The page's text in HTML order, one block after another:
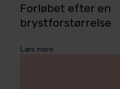
Forløbet efter en
brystforstørrelse
Læs mere